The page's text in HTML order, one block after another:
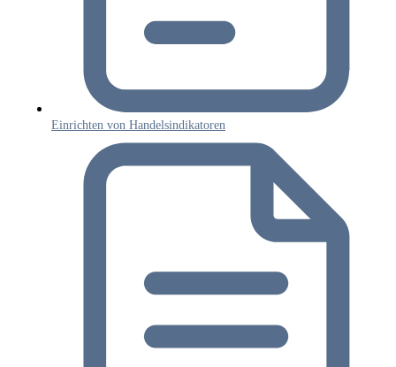
Einrichten von Handelsindikatoren